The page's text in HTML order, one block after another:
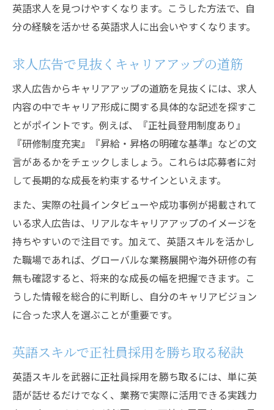
英語求人を見つけやすくなります。こうした方法で、自
分の経験を活かせる英語求人に出会いやすくなります。
求人広告で見抜くキャリアアップの道筋
求人広告からキャリアアップの道筋を見抜くには、求人
内容の中でキャリア形成に関する具体的な記述を探すこ
とがポイントです。例えば、『正社員登用制度あり』
『研修制度充実』『昇給・昇格の明確な基準』などの文
言があるかをチェックしましょう。これらは応募者に対
して長期的な成長を約束するサインといえます。
また、実際の社員インタビューや成功事例が掲載されて
いる求人広告は、リアルなキャリアアップのイメージを
持ちやすいので注目です。加えて、英語スキルを活かし
た職場であれば、グローバルな業務展開や海外研修の有
無も確認すると、将来的な成長の幅を把握できます。こ
うした情報を総合的に判断し、自分のキャリアビジョン
に合った求人を選ぶことが重要です。
英語スキルで正社員採用を勝ち取る秘訣
英語スキルを武器に正社員採用を勝ち取るには、単に英
語が話せるだけでなく、業務で実際に活用できる実践力